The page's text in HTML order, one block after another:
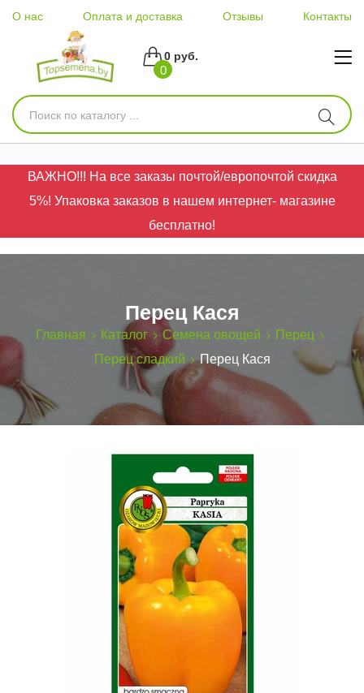
О нас Оплата и доставка Отзывы Контакты
0
0 руб.
ВАЖНО!!! На все заказы почтой/европочтой скидка
5%! Упаковка заказов в нашем интернет- магазине
бесплатно!
Перец Кася
Главная Каталог Семена овощей
Перец
Перец сладкий
Перец Кася